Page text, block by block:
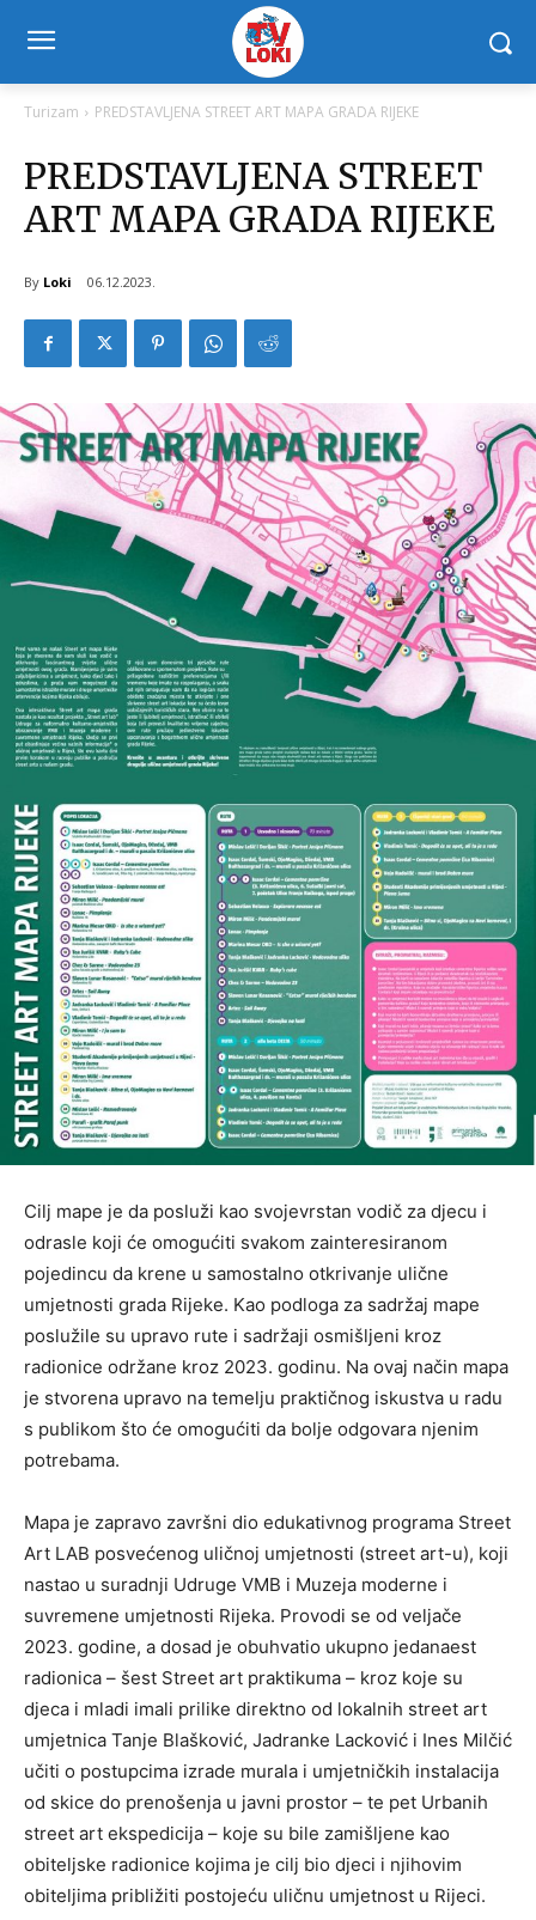
Turizam PREDSTAVLJENA STREET ART MAPA GRADA RIJEKE
PREDSTAVLJENA STREET
ART MAPA GRADA RIJEKE
By Loki 06.12.2023.
Cilj mape je da posluži kao svojevrstan vodič za djecu i
odrasle koji će omogućiti svakom zainteresiranom
pojedincu da krene u samostalno otkrivanje ulične
umjetnosti grada Rijeke. Kao podloga za sadržaj mape
poslužile su upravo rute i sadržaji osmišljeni kroz
radionice održane kroz 2023. godinu. Na ovaj način mapa
je stvorena upravo na temelju praktičnog iskustva u radu
s publikom što će omogućiti da bolje odgovara njenim
potrebama.
Mapa je zapravo završni dio edukativnog programa Street
Art LAB posvećenog uličnoj umjetnosti (street art-u), koji
nastao u suradnji Udruge VMB i Muzeja moderne i
suvremene umjetnosti Rijeka. Provodi se od veljače
2023. godine, a dosad je obuhvatio ukupno jedanaest
radionica – šest Street art praktikuma – kroz koje su
djeca i mladi imali prilike direktno od lokalnih street art
umjetnica Tanje Blašković, Jadranke Lacković i Ines Milčić
učiti o postupcima izrade murala i umjetničkih instalacija
od skice do prenošenja u javni prostor – te pet Urbanih
street art ekspedicija – koje su bile zamišljene kao
obiteljske radionice kojima je cilj bio djeci i njihovim
obiteljima približiti postojeću uličnu umjetnost u Rijeci.